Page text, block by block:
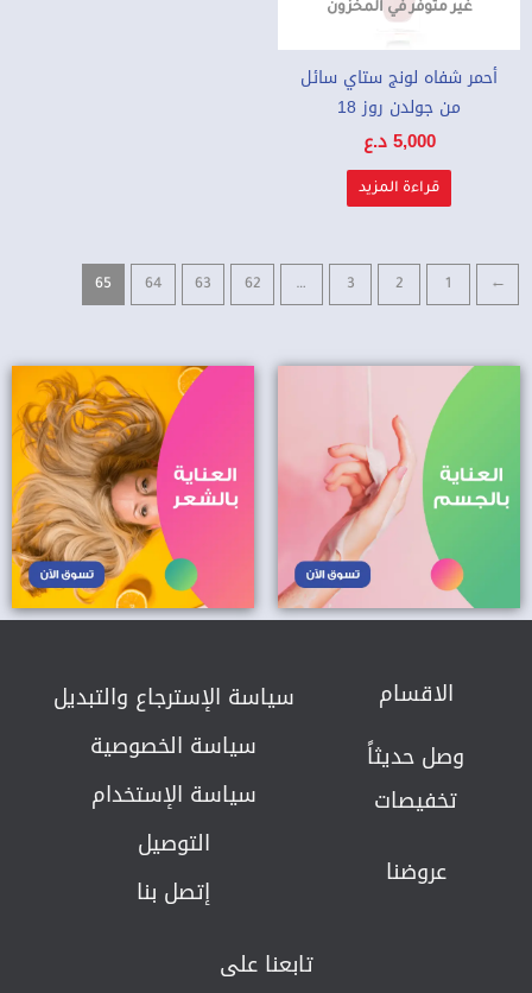
غير متوفر في المخزون
أحمر شفاه لونج ستاي سائل
من جولدن روز 18
5,000د.ع
قراءة المزيد
→
1
2
3
…
62
63
64
65
الاقسام
وصل حديثاً
تخفيصات
عروضنا
سياسة الإسترجاع والتبديل​
سياسة الخصوصية
سياسة الإستخدام
التوصيل
إتصل بنا
تابعنا على